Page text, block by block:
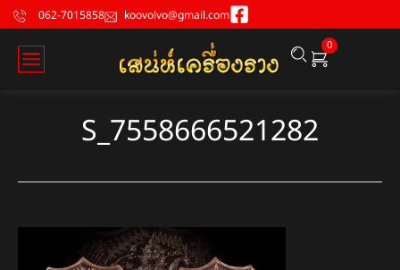
062-7015858 koovolvo@gmail.com
0
S_7558666521282